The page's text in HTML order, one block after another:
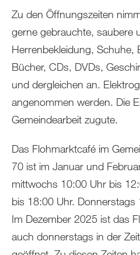
Zu den Öffnungszeiten
gerne gebrauchte, saubere
Herrenbekleidung, Schuhe,
Bücher, CDs, DVDs,
und dergleichen an.
angenommen werden. Die
Gemeindearbeit zugute.
Das Flohmarktcafé im
70 ist im Januar und
mittwochs 10:00 Uhr bis
bis 18:00 Uhr.
Im Dezember 2025 ist das
auch donnerstags in der